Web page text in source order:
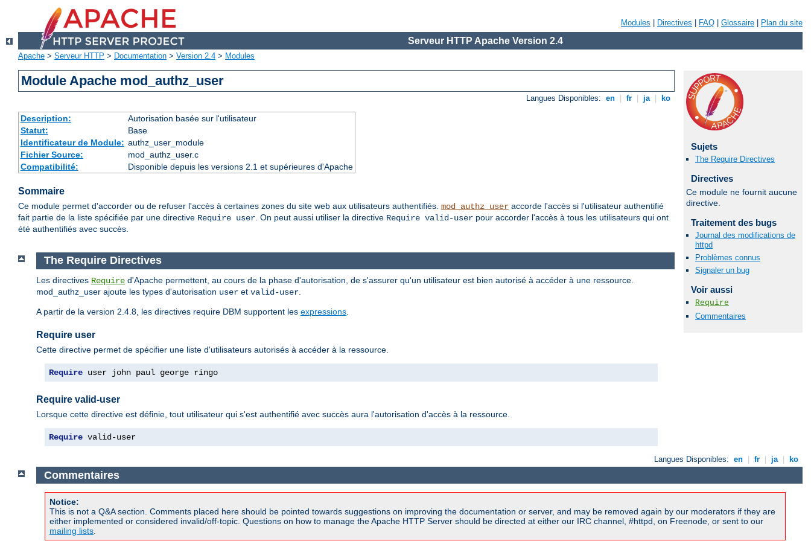
Modules Directives FAQ Glossaire Plan du site
Serveur HTTP Apache Version 2.4
Apache > Serveur HTTP > Documentation > Version 2.4 > Modules
Module Apache mod_authz_user
Langues Disponibles: en fr ja ko
Description:
Autorisation basée sur l'utilisateur
Statut:
Base
Identificateur de Module: authz_user_module
Fichier Source:
mod_authz_user.c
Compatibilité:
Disponible depuis les versions 2.1 et supérieures d'Apache
Sommaire
Ce module permet d'accorder ou de refuser l'accès à certaines zones du site web aux utilisateurs authentifiés. mod_authz_user accorde l'accès si l'utilisateur authentifié
fait partie de la liste spécifiée par une directive Require user. On peut aussi utiliser la directive Require valid-user pour accorder l'accès à tous les utilisateurs qui ont
été authentifiés avec succès.
Sujets
The Require Directives
Directives
Ce module ne fournit aucune
directive.
Traitement des bugs
Journal des modifications de
httpd
Problèmes connus
Signaler un bug
Voir aussi
Require
Commentaires
The Require Directives
Les directives Require d'Apache permettent, au cours de la phase d'autorisation, de s'assurer qu'un utilisateur est bien autorisé à accéder à une ressource.
mod_authz_user ajoute les types d'autorisation user et valid-user
A partir de la version 2.4.8, les directives require DBM supportent les expressions
Require user
Cette directive permet de spécifier une liste d'utilisateurs autorisés à accéder à la ressource.
Require user john paul george ringo
Require valid-user
Lorsque cette directive est définie, tout utilisateur qui s'est authentifié avec succès aura l'autorisation d'accès à la ressource.
Require valid-user
Langues Disponibles: en fr ja ko
Commentaires
Notice:
This is not a Q&A section. Comments placed here should be pointed towards suggestions on improving the documentation or server, and may be removed again by our moderators if they are
either implemented or considered invalid/off-topic. Questions on how to manage the Apache HTTP Server should be directed at either our IRC channel, #httpd, on Freenode, or sent to our
mailing lists.